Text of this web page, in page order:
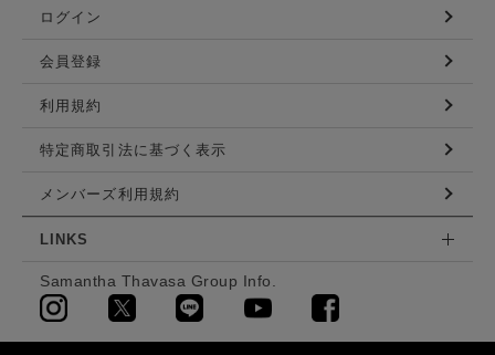
ログイン
会員登録
利用規約
特定商取引法に基づく表示
メンバーズ利用規約
LINKS
Samantha Thavasa Group Info.